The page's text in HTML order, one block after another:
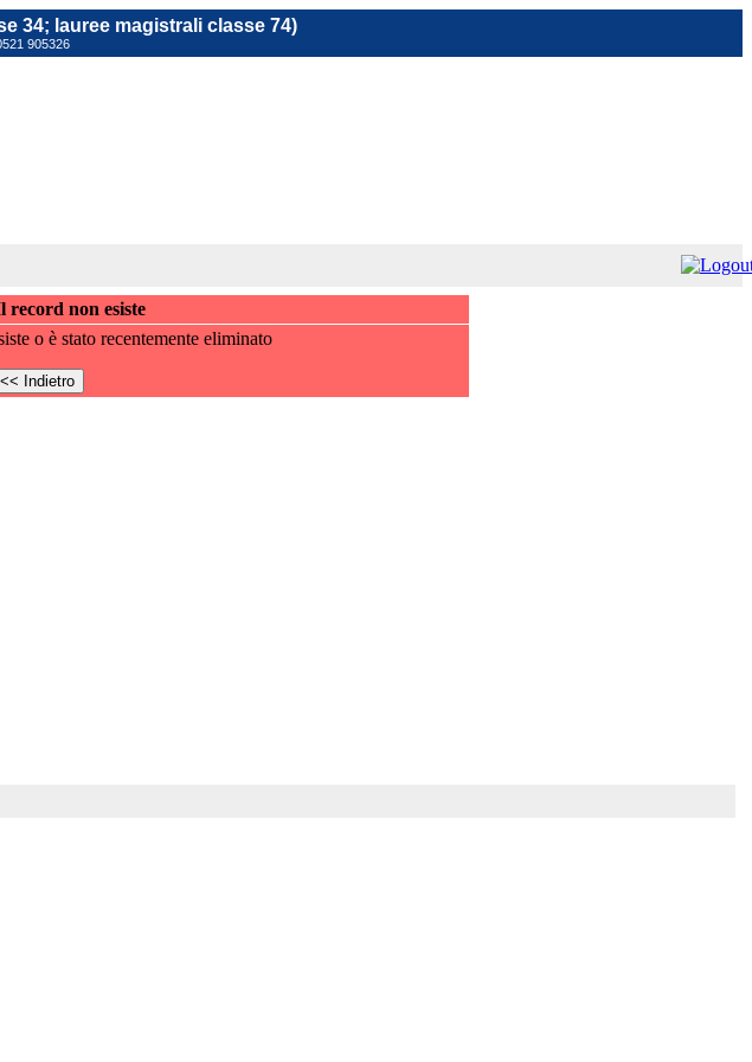
34; lauree magistrali classe 74)
905326
non esiste
o è stato recentemente eliminato